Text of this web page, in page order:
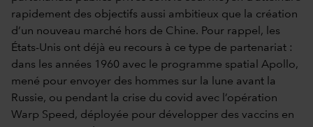
rapidement des objectifs aussi ambitieux que la création
d’un nouveau marché hors de Chine. Pour rappel, les
États-Unis ont déjà eu recours à ce type de partenariat :
dans les années 1960 avec le programme spatial Apollo,
mené pour envoyer des hommes sur la lune avant la
Russie, ou pendant la crise du covid avec l’opération
Warp Speed, déployée pour développer des vaccins en